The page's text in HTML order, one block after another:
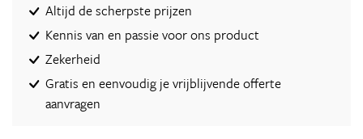
Altijd de scherpste prijzen
Kennis van en passie voor ons product
Zekerheid
Gratis en eenvoudig je vrijblijvende offerte
aanvragen